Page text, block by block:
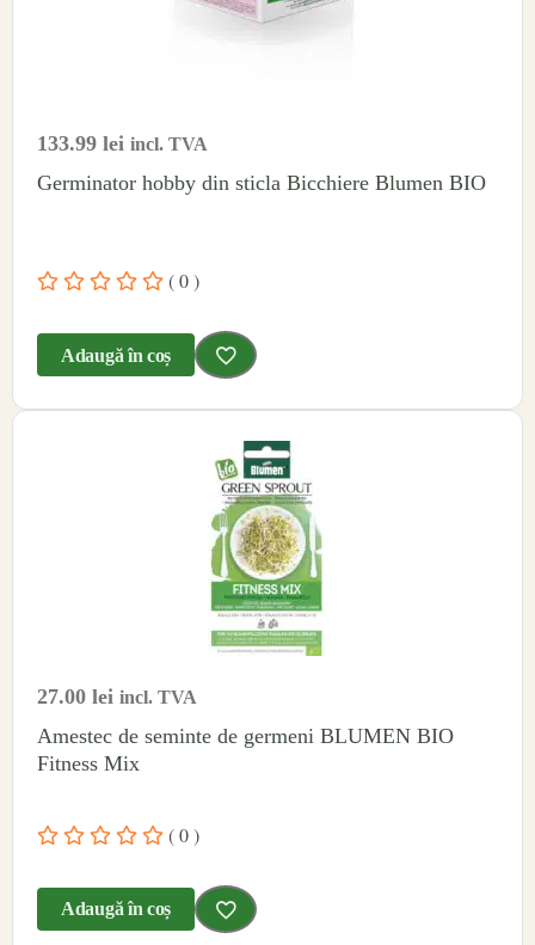
133.99 lei incl. TVA
Germinator hobby din sticla Bicchiere Blumen BIO
( 0 )
Adaugă în coș
27.00 lei incl. TVA
Amestec de seminte de germeni BLUMEN BIO
Fitness Mix
( 0 )
Adaugă în coș